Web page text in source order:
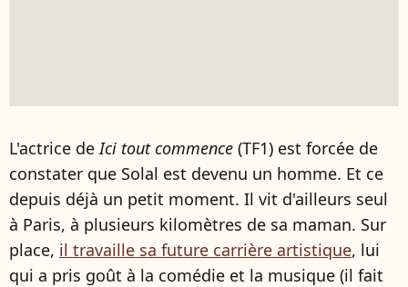
L'actrice de Ici tout commence (TF1) est forcée de
constater que Solal est devenu un homme. Et ce
depuis déjà un petit moment. Il vit d'ailleurs seul
à Paris, à plusieurs kilomètres de sa maman. Sur
place, il travaille sa future carrière artistique, lui
qui a pris goût à la comédie et la musique (il fait